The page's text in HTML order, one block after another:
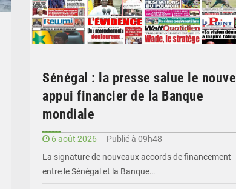
Sénégal : la presse salue le nouvel
appui financier de la Banque
mondiale
6 août 2026
Publié à 09h48
La signature de nouveaux accords de financement
entre le Sénégal et la Banque…